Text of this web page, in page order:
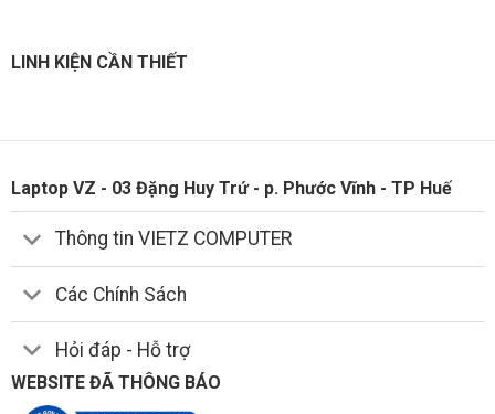
LINH KIỆN CẦN THIẾT
Laptop VZ - 03 Đặng Huy Trứ - p. Phước Vĩnh - TP Huế
Thông tin VIETZ COMPUTER
Các Chính Sách
Hỏi đáp - Hỗ trợ
WEBSITE ĐÃ THÔNG BÁO